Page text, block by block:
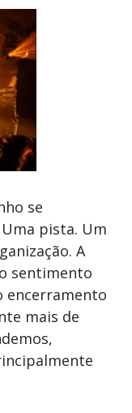
se
pista. Um
A
sentimento
encerramento
mais de